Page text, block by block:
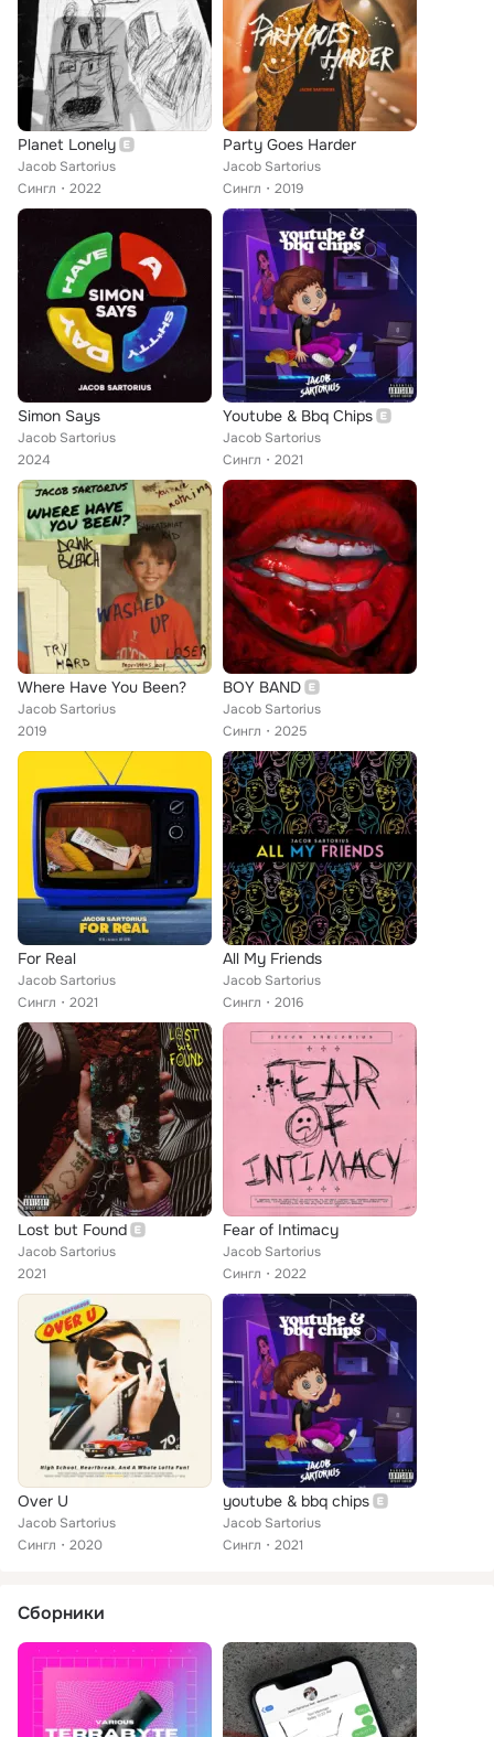
Planet Lonely
Jacob Sartorius
Сингл
2022
Party Goes Harder
Jacob Sartorius
Сингл
2019
Simon Says
Jacob Sartorius
2024
Youtube & Bbq Chips
Jacob Sartorius
Сингл
2021
Where Have You Been?
Jacob Sartorius
2019
BOY BAND
Jacob Sartorius
Сингл
2025
For Real
Jacob Sartorius
Сингл
2021
All My Friends
Jacob Sartorius
Сингл
2016
Lost but Found
Jacob Sartorius
2021
Fear of Intimacy
Jacob Sartorius
Сингл
2022
Over U
Jacob Sartorius
Сингл
2020
youtube & bbq chips
Jacob Sartorius
Сингл
2021
Сборники